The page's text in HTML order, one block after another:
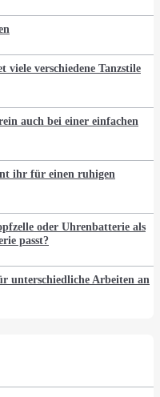
viele verschiedene Tanzstile
auch bei einer einfachen
ihr für einen ruhigen
oder Uhrenbatterie als
passt?
unterschiedliche Arbeiten an